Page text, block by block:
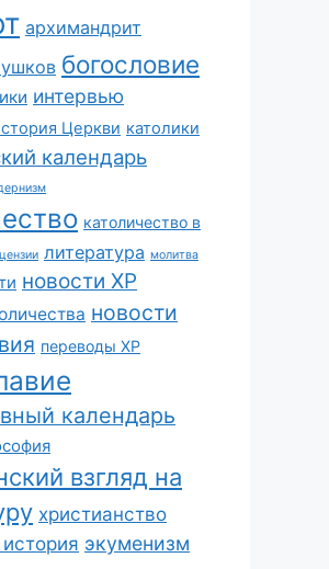
архимандрит
богословие
интервью
Церкви католики
календарь
католичество в
литература молитва
новости ХР
новости
переводы ХР
календарь
взгляд на
христианство
экуменизм